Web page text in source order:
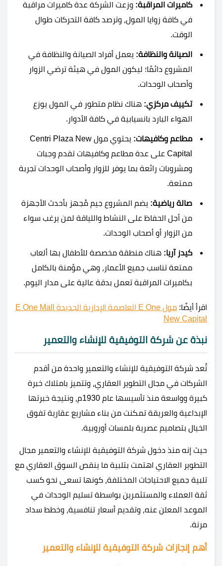
كاميرات المراقبة: وزعت الشركة عدة كاميرات مراقبة
في كافة زوايا المول، وترصد كافة التحركات طوال
الوقت.
الصيانة والنظافة: يعمل أفراد الصيانة والنظافة في
المشروع دائمًا؛ ليكون المول في هيئة ترضي الزوار
وأصحاب الوحدات.
تكييف مركزي: هناك نظام متطور في المول يوزع
الهواء البارد بانسيابية في كافة الأدوار.
مطاعم وكافيهات:
يحتوي مول Centri Plaza New
Capital على عدة مطاعم وكافيهات تقدم وجبات
ومشروبات رائعة بما يوفر للزوار وأصحاب الوحدات تجربة
ممتعة.
صالة رياضية: يضم المشروع جيم مُجهز بأحدث الأجهزة
من أجل الحفاظ على النشاط واللياقة لمن يرغب سواء
من الزوار أو أصحاب الوحدات.
كيدز آريا: هناك منطقة مخصصة للأطفال بها ألعاب
ممتعة تناسب جميع الأعمار، وهي مؤمنة بالكامل
بكاميرات المراقبة تعمل بدقة عالية على مدار اليوم.
اقرأ أيضًا:
مول E One العاصمة الإدارية الجديدة E One Mall
New Capital
نبذة عن شركة التوفيقية للإنشاء والتعمير
تُعد شركة التوفيقية للإنشاء والتعمير واحدة من أقدم
الشركات في مجال التطوير العقاري، وتتميز بامتلاك خبرة
كبيرة وواسعة منذ تأسيسها عام 1930م، ونتيجة خبرتها
الإبداعية والعريقة تمكنت من بناء مشاريع عقارية تفوق
الخيال بتصاميم عصرية بلمسات أوروبية.
حيث إنه منذ دخول شركة التوفيقية للإنشاء والتعمير مجال
التطوير العقاري اهتمت بتلبية ما ينقص السوق العقاري مع
تلبية جميع الاحتياجات المختلفة، كونها تسعى نحو كسب
ثقة العملاء والمستثمرين بواسطة تسليم الوحدات في
الموعد المعلن عنه، وتقديم أسعار تنافسية، وخطط سداد
مرنة.
أهم إنجازات شركة التوفيقية للإنشاء والتعمير